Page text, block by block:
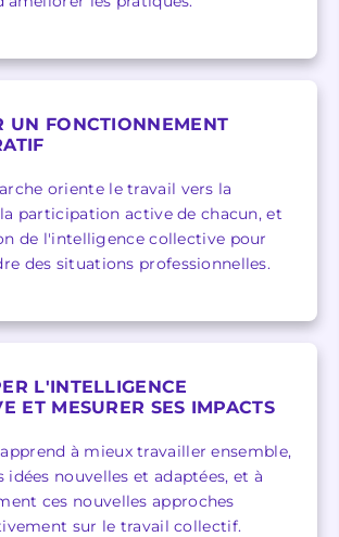
UN FONCTIONNEMENT
oriente le travail vers la
participation active de chacun, et
de l'intelligence collective pour
des situations professionnelles.
L'INTELLIGENCE
ET MESURER SES IMPACTS
à mieux travailler ensemble,
idées nouvelles et adaptées, et à
ces nouvelles approches
sur le travail collectif.